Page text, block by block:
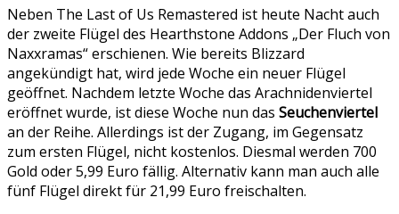
Neben The Last of Us Remastered ist heute Nacht auch
der zweite Flügel des Hearthstone Addons „Der Fluch von
Naxxramas“ erschienen. Wie bereits Blizzard
angekündigt hat, wird jede Woche ein neuer Flügel
geöffnet. Nachdem letzte Woche das Arachnidenviertel
eröffnet wurde, ist diese Woche nun das Seuchenviertel
an der Reihe. Allerdings ist der Zugang, im Gegensatz
zum ersten Flügel, nicht kostenlos. Diesmal werden 700
Gold oder 5,99 Euro fällig. Alternativ kann man auch alle
fünf Flügel direkt für 21,99 Euro freischalten.